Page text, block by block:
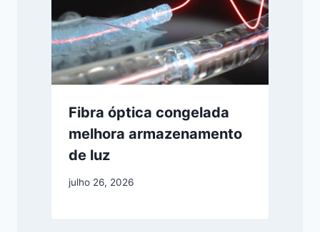
Fibra óptica congelada
melhora armazenamento
de luz
julho 26, 2026